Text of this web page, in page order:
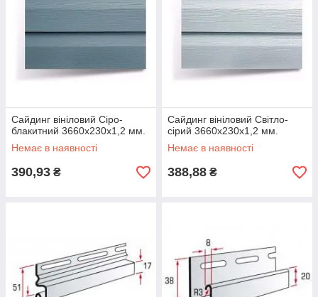
Сайдинг вініловий Сіро-
блакитний 3660х230х1,2 мм.
Немає в наявності
390,93 ₴
Сайдинг вініловий Світло-
сірий 3660х230х1,2 мм.
Немає в наявності
388,88 ₴